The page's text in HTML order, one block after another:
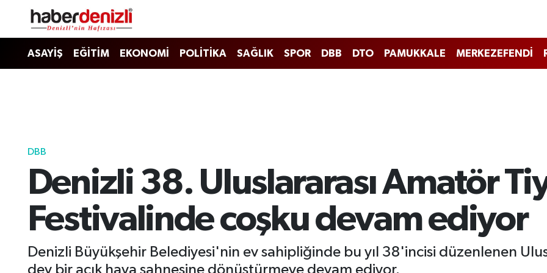
ASAYİŞ EĞİTİM EKONOMİ POLİTİKA SAĞLIK SPOR DBB DTO PAMUKKALE MERKEZEFENDİ
DBB
Denizli 38. Uluslararası Amatör
Festivalinde coşku devam ediyor
Denizli Büyükşehir Belediyesi'nin ev sahipliğinde bu yıl 38'incisi düzenlenen
dev bir açık hava sahnesine dönüştürmeye devam ediyor.
Denizli Nöbetçi Eczaneler
Tüm Manşetler
Haber Arşivi